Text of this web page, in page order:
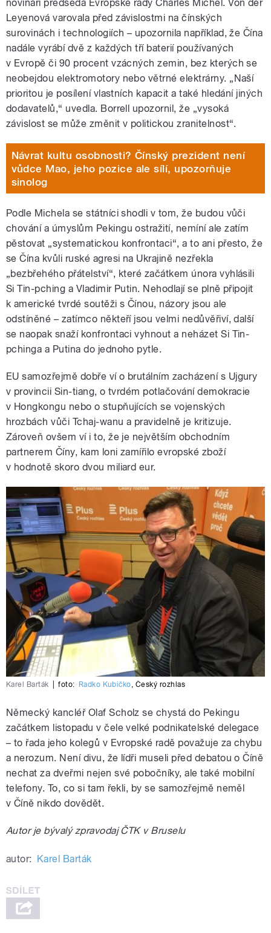
novináři předseda Evropské rady Charles Michel. Von der
Leyenová varovala před závislostmi na čínských
surovinách i technologiích – upozornila například, že Čína
nadále vyrábí dvě z každých tří baterií používaných
v Evropě či 90 procent vzácných zemin, bez kterých se
neobejdou elektromotory nebo větrné elektrárny. „Naší
prioritou je posílení vlastních kapacit a také hledání jiných
dodavatelů,“ uvedla. Borrell upozornil, že „vysoká
závislost se může změnit v politickou zranitelnost“.
Návrat kultu osobnosti? Čínský prezident není
vůdce Mao, jeho pozice ale sílí, upozorňuje
sinolog
Podle Michela se státníci shodli v tom, že budou vůči
chování a úmyslům Pekingu ostražití, nemíní ale zatím
pěstovat „systematickou konfrontaci“, a to ani přesto, že
se Čína kvůli ruské agresi na Ukrajině nezřekla
„bezbřehého přátelství“, které začátkem února vyhlásili
Si Tin-pching a Vladimir Putin. Nehodlají se plně připojit
k americké tvrdé soutěži s Čínou, názory jsou ale
odstíněné – zatímco někteří jsou velmi nedůvěřiví, další
se naopak snaží konfrontaci vyhnout a neházet Si Tin-
pchinga a Putina do jednoho pytle.
EU samozřejmě dobře ví o brutálním zacházení s Ujgury
v provincii Sin-tiang, o tvrdém potlačování demokracie
v Hongkongu nebo o stupňujících se vojenských
hrozbách vůči Tchaj-wanu a pravidelně je kritizuje.
Zároveň ovšem ví i to, že je největším obchodním
partnerem Číny, kam loni zamířilo evropské zboží
v hodnotě skoro dvou miliard eur.
Karel Barták foto: Radko Kubičko, Český rozhlas
Německý kancléř Olaf Scholz se chystá do Pekingu
začátkem listopadu v čele velké podnikatelské delegace
– to řada jeho kolegů v Evropské radě považuje za chybu
a nerozum. Není divu, že lídři museli před debatou o Číně
nechat za dveřmi nejen své pobočníky, ale také mobilní
telefony. To, co si tam řekli, by se samozřejmě neměl
v Číně nikdo dovědět.
Autor je bývalý zpravodaj ČTK v Bruselu
autor: Karel Barták